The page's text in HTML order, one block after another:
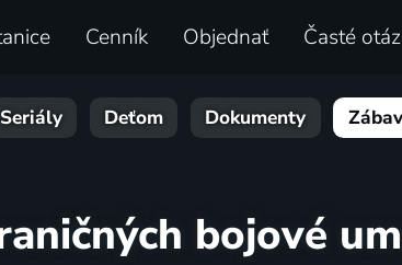
Cenník Objednať Časté
Seriály Deťom Dokumenty
bojové